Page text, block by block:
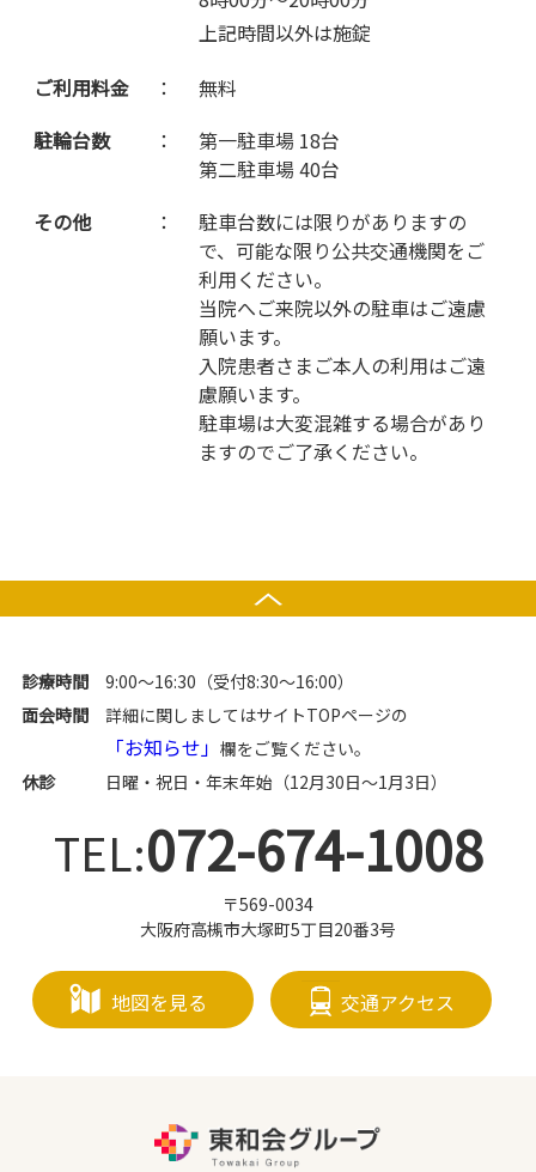
上記時間以外は施錠
ご利用料金
：
無料
駐輪台数
：
第一駐車場 18台
第二駐車場 40台
その他
：
駐車台数には限りがありますの
で、可能な限り公共交通機関をご
利用ください。
当院へご来院以外の駐車はご遠慮
願います。
入院患者さまご本人の利用はご遠
慮願います。
駐車場は大変混雑する場合があり
ますのでご了承ください。
診療時間
9:00～16:30（受付8:30～16:00）
面会時間
詳細に関しましてはサイトTOPページの
「お知らせ」 欄をご覧ください。
休診
日曜・祝日・年末年始（12月30日～1月3日）
TEL:072-674-1008
〒569-0034
大阪府高槻市大塚町5丁目20番3号
地図を見る 交通アクセス